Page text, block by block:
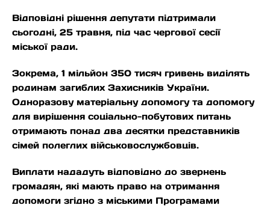
Відповідні рішення депутати підтримали
сьогодні, 25 травня, під час чергової сесії
міської ради.
Зокрема, 1 мільйон 350 тисяч гривень виділять
родинам загиблих Захисників України.
Одноразову матеріальну допомогу та допомогу
для вирішення соціально-побутових питань
отримають понад два десятки представників
сімей полеглих військовослужбовців.
Виплати нададуть відповідно до звернень
громадян, які мають право на отримання
допомоги згідно з міськими Програмами